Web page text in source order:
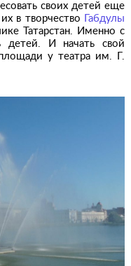
своих детей еще
в творчество
Габдулы
Татарстан. Именно с
детей. И начать свой
у театра им. Г.